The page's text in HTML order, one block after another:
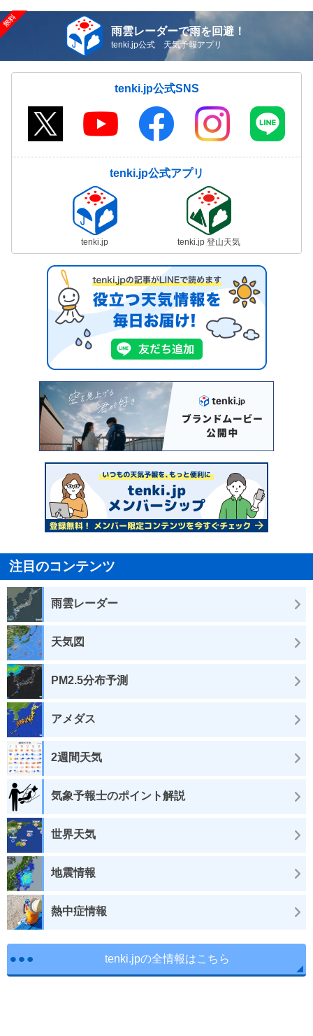
雨雲レーダーで雨を回避！
tenki.jp公式 天気予報アプリ
tenki.jp公式SNS
tenki.jp公式アプリ
tenki.jp tenki.jp 登山天気
注目のコンテンツ
雨雲レーダー
天気図
PM2.5分布予測
アメダス
2週間天気
気象予報士のポイント解説
世界天気
地震情報
熱中症情報
tenki.jpの全情報はこちら